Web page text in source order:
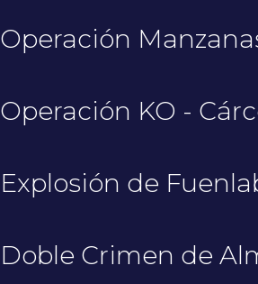
Operación
Operación KO -
Explosión de
Doble Crimen de